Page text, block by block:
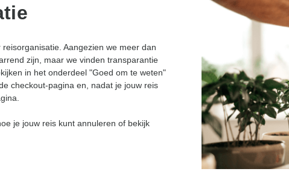
Aangezien we meer dan
zijn, maar we vinden transparantie
in het onderdeel "Goed om te weten"
checkout-pagina en, nadat je jouw reis
je jouw reis kunt annuleren of bekijk